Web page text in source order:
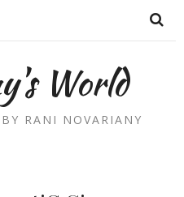
World
RANI NOVARIANY